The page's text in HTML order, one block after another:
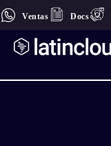
Ventas Docs